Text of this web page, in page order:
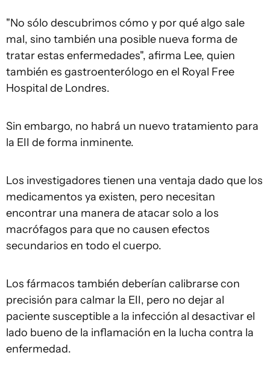
"No sólo descubrimos cómo y por qué algo sale
mal, sino también una posible nueva forma de
tratar estas enfermedades", afirma Lee, quien
también es gastroenterólogo en el Royal Free
Hospital de Londres.
Sin embargo, no habrá un nuevo tratamiento para
la EII de forma inminente.
Los investigadores tienen una ventaja dado que los
medicamentos ya existen, pero necesitan
encontrar una manera de atacar solo a los
macrófagos para que no causen efectos
secundarios en todo el cuerpo.
Los fármacos también deberían calibrarse con
precisión para calmar la EII, pero no dejar al
paciente susceptible a la infección al desactivar el
lado bueno de la inflamación en la lucha contra la
enfermedad.